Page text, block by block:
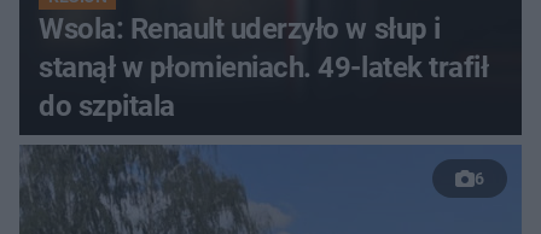
Wsola: Renault uderzyło w słup i
stanął w płomieniach. 49-latek trafił
do szpitala
6